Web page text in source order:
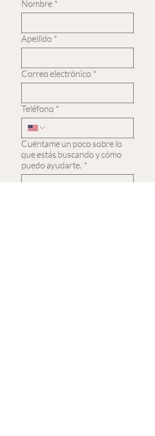
Nombre *
Apellido *
Correo electrónico *
Teléfono *
Cuéntame un poco sobre lo
que estás buscando y cómo
puedo ayudarte. *